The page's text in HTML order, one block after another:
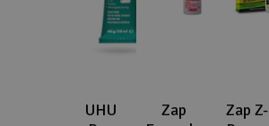
UHU
Zap
Zap Z-